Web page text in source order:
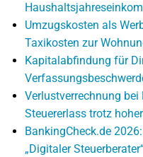
Umzugskosten als
Taxikosten zur
Kapitalabfindung für
Verlustverrechnung
Steuererlass trotz
BankingCheck.de
„Digitaler